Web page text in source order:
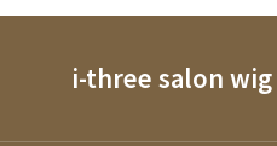
i-three salon